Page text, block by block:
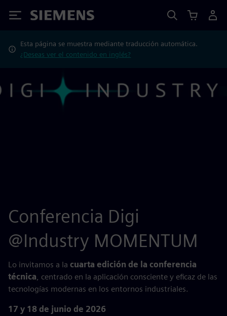
Siemens
Esta página se muestra mediante traducción automática.
¿Deseas ver el contenido en inglés?
Conferencia Digi
@Industry MOMENTUM
Lo invitamos a la cuarta edición de la conferencia
técnica, centrado en la aplicación consciente y eficaz de las
tecnologías modernas en los entornos industriales.
17 y 18 de junio de 2026